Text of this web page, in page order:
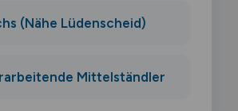
(Nähe Lüdenscheid)
Mittelständler